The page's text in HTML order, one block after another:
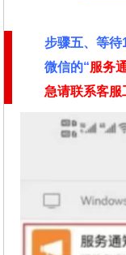
步骤五、等待
微信的“服务
急请联系客服